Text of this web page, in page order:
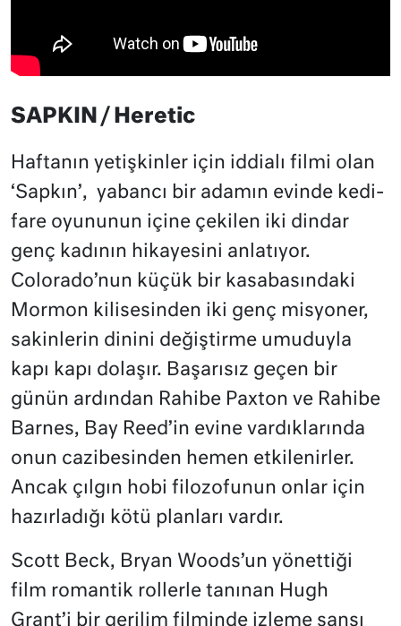
SAPKIN / Heretic
Haftanın yetişkinler için iddialı filmi olan
‘Sapkın’, yabancı bir adamın evinde kedi-
fare oyununun içine çekilen iki dindar
genç kadının hikayesini anlatıyor.
Colorado’nun küçük bir kasabasındaki
Mormon kilisesinden iki genç misyoner,
sakinlerin dinini değiştirme umuduyla
kapı kapı dolaşır. Başarısız geçen bir
günün ardından Rahibe Paxton ve Rahibe
Barnes, Bay Reed’in evine vardıklarında
onun cazibesinden hemen etkilenirler.
Ancak çılgın hobi filozofunun onlar için
hazırladığı kötü planları vardır.
Scott Beck, Bryan Woods’un yönettiği
film romantik rollerle tanınan Hugh
Grant’i bir gerilim filminde izleme şansı